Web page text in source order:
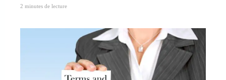
2 minutes de lecture